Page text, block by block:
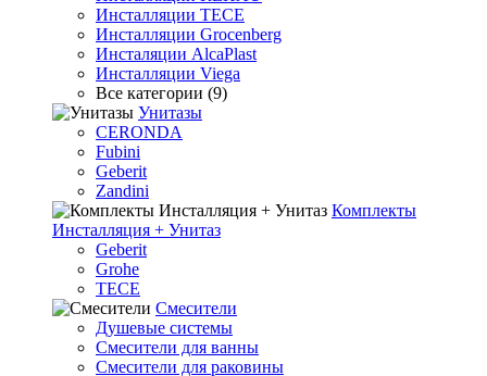
Инсталляции TECE
Инсталляции Grocenberg
Инсталяции AlcaPlast
Инсталляции Viega
Все категории (9)
Унитазы
CERONDA
Fubini
Geberit
Zandini
Комплекты
Инсталляция + Унитаз
Geberit
Grohe
TECE
Смесители
Душевые системы
Смесители для ванны
Смесители для раковины